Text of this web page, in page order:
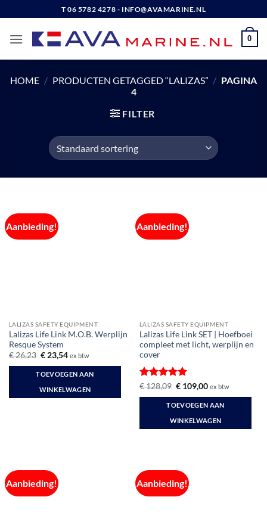
naar
inhoud
T 06 5782 4278 - INFO@AVAMARINE.NL
0
HOME / PRODUCTEN GETAGGED “LALIZAS” / PAGINA
4
FILTER
Aanbieding!
LALIZAS SAFETY EQUIPMENT
Lalizas Life Link M.O.B. Werplijn
Resque System
€26,23 Oorspronkelijke
was:
€ 26,23.
€23,54Huidige
is:
€ 23,54.
ex btw
TOEVOEGEN AAN
WINKELWAGEN
Aanbieding!
LALIZAS SAFETY EQUIPMENT
Lalizas Life Link SET | Hoefboei
compleet met licht, werplijn en
cover
Gewaardeerd
5uit 5
€128,09 Oorspronkelijke
was:
€ 128,09.
€109,00Huidige
is:
€ 109,00.
ex btw
TOEVOEGEN AAN
WINKELWAGEN
Aanbieding! Aanbieding!